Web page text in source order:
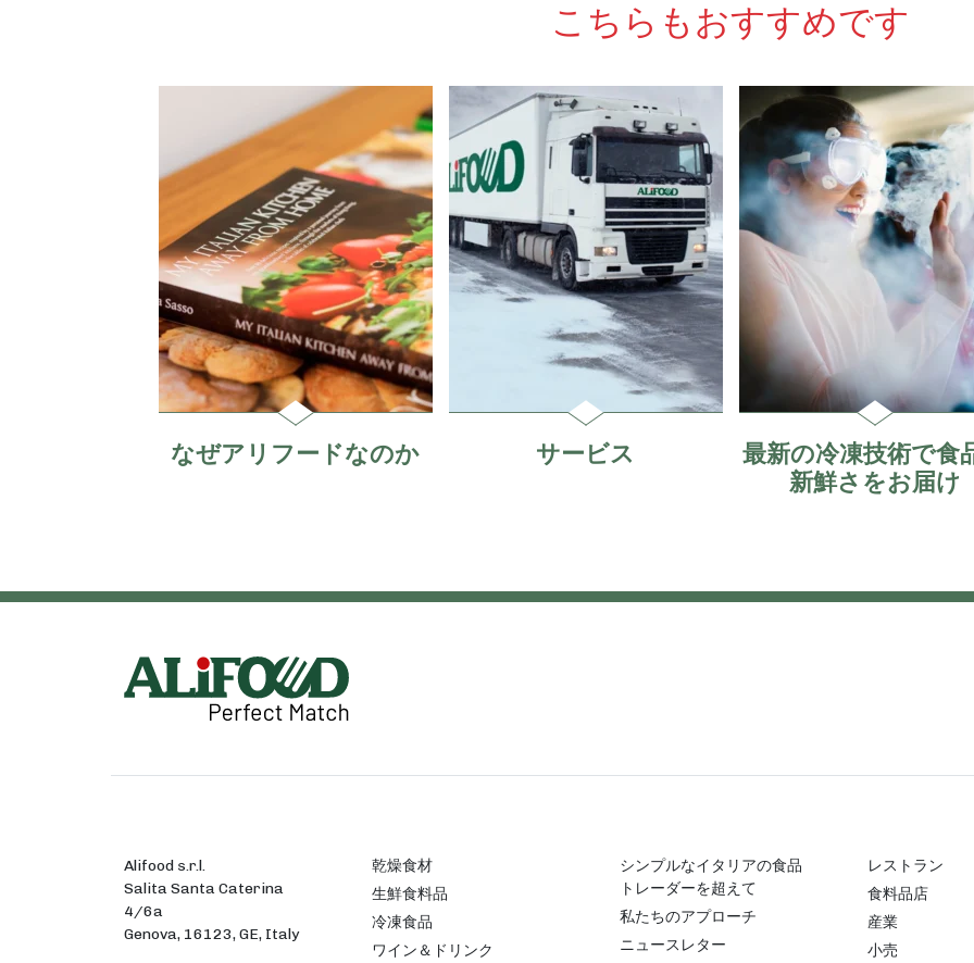
こちらもおすすめです
なぜアリフードなのか サービス
最新の冷凍技術で食
新鮮さをお届け
Alifood s.r.l.
Salita Santa Caterina
4/6a
Genova, 16123, GE, Italy
乾燥食材
生鮮食料品
冷凍食品
ワイン＆ドリンク
シンプルなイタリアの食品
トレーダーを超えて
私たちのアプローチ
ニュースレター
レストラン
食料品店
産業
小売